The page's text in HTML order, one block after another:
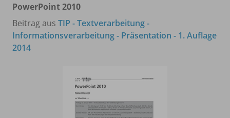
PowerPoint 2010
Beitrag aus TIP - Textverarbeitung -
Informationsverarbeitung - Präsentation - 1. Auflage
2014